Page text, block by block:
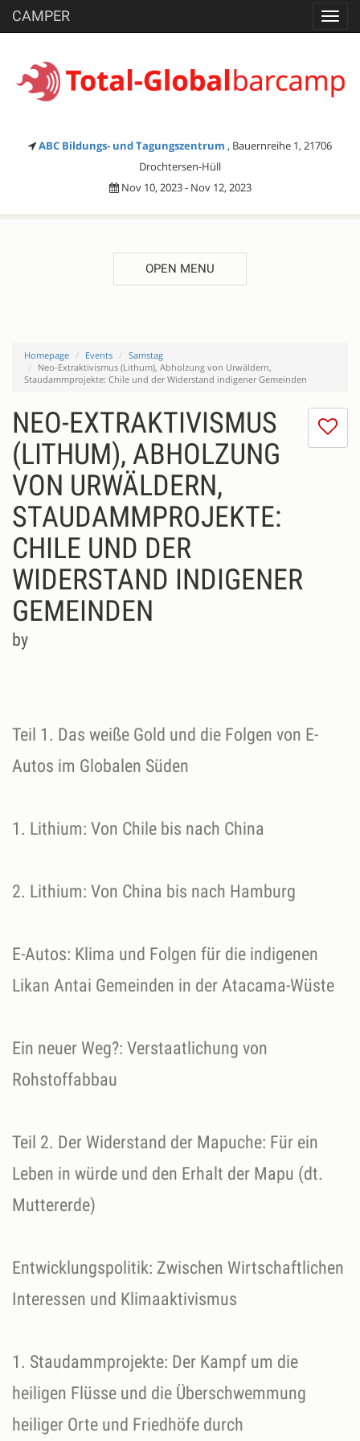
CAMPER
ABC Bildungs- und Tagungszentrum , Bauernreihe 1, 21706
Drochtersen-Hüll
Nov 10, 2023 - Nov 12, 2023
OPEN MENU
Homepage Events
Samstag
Neo-Extraktivismus (Lithum), Abholzung von Urwäldern,
Staudammprojekte: Chile und der Widerstand indigener Gemeinden
I
NEO-EXTRAKTIVISMUS
(LITHUM), ABHOLZUNG
VON URWÄLDERN,
STAUDAMMPROJEKTE:
CHILE UND DER
WIDERSTAND INDIGENER
GEMEINDEN
by
Teil 1. Das weiße Gold und die Folgen von E-
Autos im Globalen Süden
1. Lithium: Von Chile bis nach China
2. Lithium: Von China bis nach Hamburg
E-Autos: Klima und Folgen für die indigenen
Likan Antai Gemeinden in der Atacama-Wüste
Ein neuer Weg?: Verstaatlichung von
Rohstoffabbau
Teil 2. Der Widerstand der Mapuche: Für ein
Leben in würde und den Erhalt der Mapu (dt.
Muttererde)
Entwicklungspolitik: Zwischen Wirtschaftlichen
Interessen und Klimaaktivismus
1. Staudammprojekte: Der Kampf um die
heiligen Flüsse und die Überschwemmung
heiliger Orte und Friedhöfe durch